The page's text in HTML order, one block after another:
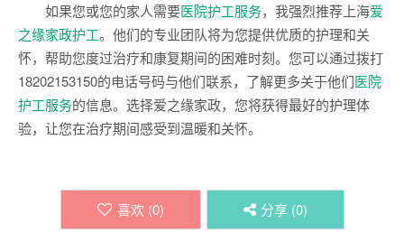
如果您或您的家人需要医院护工服务，我强烈推荐上海爱
之缘家政护工。他们的专业团队将为您提供优质的护理和关
怀，帮助您度过治疗和康复期间的困难时刻。您可以通过拨打
18202153150的电话号码与他们联系，了解更多关于他们医院
护工服务的信息。选择爱之缘家政，您将获得最好的护理体
验，让您在治疗期间感受到温暖和关怀。
喜欢 (0) 分享 (0)